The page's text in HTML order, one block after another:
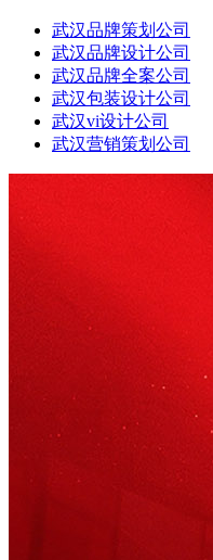
武汉品牌策划公司
武汉品牌设计公司
武汉品牌全案公司
武汉包装设计公司
武汉vi设计公司
武汉营销策划公司